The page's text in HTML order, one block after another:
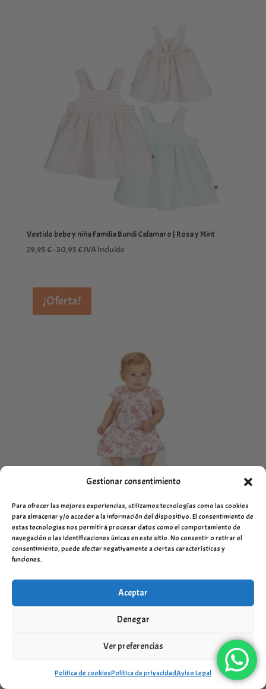
Gestionar consentimiento
Para ofrecer las mejores experiencias, utilizamos tecnologías como las cookies
para almacenar y/o acceder a la información del dispositivo. El consentimiento de
estas tecnologías nos permitirá procesar datos como el comportamiento de
navegación o las identificaciones únicas en este sitio. No consentir o retirar el
consentimiento, puede afectar negativamente a ciertas características y
funciones.
Aceptar
Denegar
Ver preferencias
Política de cookiesPolítica de privacidadAviso Legal
Vestido bebe y niña Familia Bundi Calamaro | Rosa y Mint
29,95€-30,95€Rango
desde
hasta
IVA Incluído
¡Oferta!
Vestido bebe blanco con motivo floral MILON
29,95€
El
precio
original
29,95 €.
21,99
precio
actual
21,99 €.
IVA Incluído